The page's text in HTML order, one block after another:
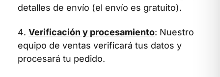
detalles de envío (el envío es gratuito).
Verificación y procesamiento: Nuestro
equipo de ventas verificará tus datos y
procesará tu pedido.